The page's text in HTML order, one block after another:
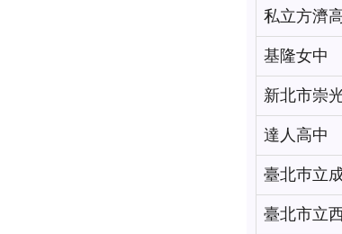
私立方濟
基隆女中
新北市崇
達人高中
臺北巿立
臺北市立